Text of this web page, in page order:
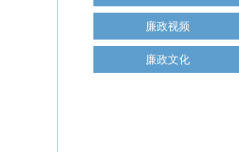
廉政视频
廉政文化